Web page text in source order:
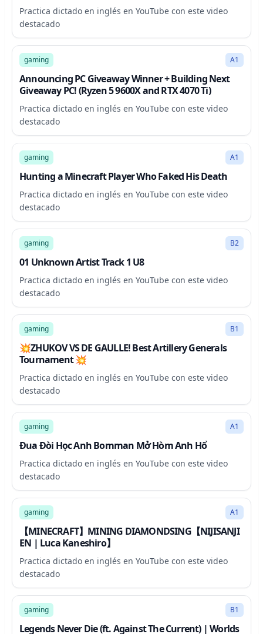
Practica dictado en inglés en YouTube con este video
destacado
182:01
gaming A1
Announcing PC Giveaway Winner + Building Next
Giveaway PC! (Ryzen 5 9600X and RTX 4070 Ti)
Practica dictado en inglés en YouTube con este video
destacado
48:07
gaming A1
Hunting a Minecraft Player Who Faked His Death
Practica dictado en inglés en YouTube con este video
destacado
7:29
gaming B2
01 Unknown Artist Track 1 U8
Practica dictado en inglés en YouTube con este video
destacado
13:14
gaming B1
💥ZHUKOV VS DE GAULLE! Best Artillery Generals
Tournament 💥
Practica dictado en inglés en YouTube con este video
destacado
11:21
gaming A1
Đua Đòi Học Anh Bomman Mở Hòm Anh Hổ
Practica dictado en inglés en YouTube con este video
destacado
276:47
gaming A1
【MINECRAFT】MINING DIAMONDSING【NIJISANJI
EN | Luca Kaneshiro】
Practica dictado en inglés en YouTube con este video
destacado
2:59
gaming B1
Legends Never Die (ft. Against The Current) | Worlds